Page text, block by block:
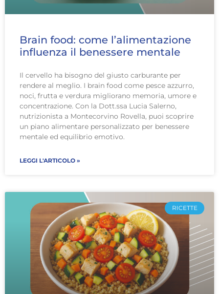
Brain food: come l’alimentazione
influenza il benessere mentale
Il cervello ha bisogno del giusto carburante per
rendere al meglio. I brain food come pesce azzurro,
noci, frutta e verdura migliorano memoria, umore e
concentrazione. Con la Dott.ssa Lucia Salerno,
nutrizionista a Montecorvino Rovella, puoi scoprire
un piano alimentare personalizzato per benessere
mentale ed equilibrio emotivo.
LEGGI L'ARTICOLO »
RICETTE